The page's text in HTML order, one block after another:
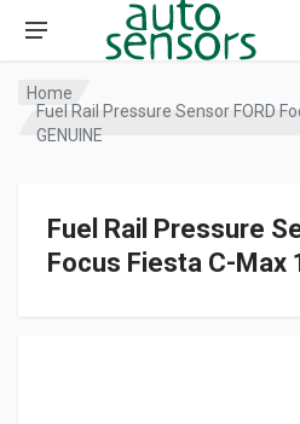
Home
Fuel Rail Pressure Sensor FORD
GENUINE
Fuel Rail Pressure
Focus Fiesta C-Max